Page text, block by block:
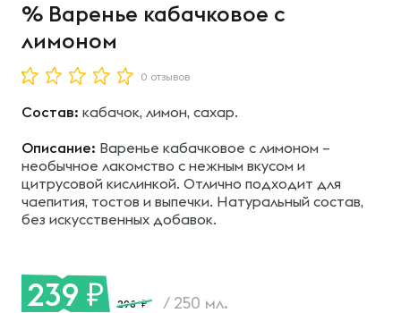
% Варенье кабачковое с
лимоном
0 отзывов
Состав: кабачок, лимон, сахар.
Описание: Варенье кабачковое с лимоном –
необычное лакомство с нежным вкусом и
цитрусовой кислинкой. Отлично подходит для
чаепития, тостов и выпечки. Натуральный состав,
без искусственных добавок.
239 298 / 250 мл.